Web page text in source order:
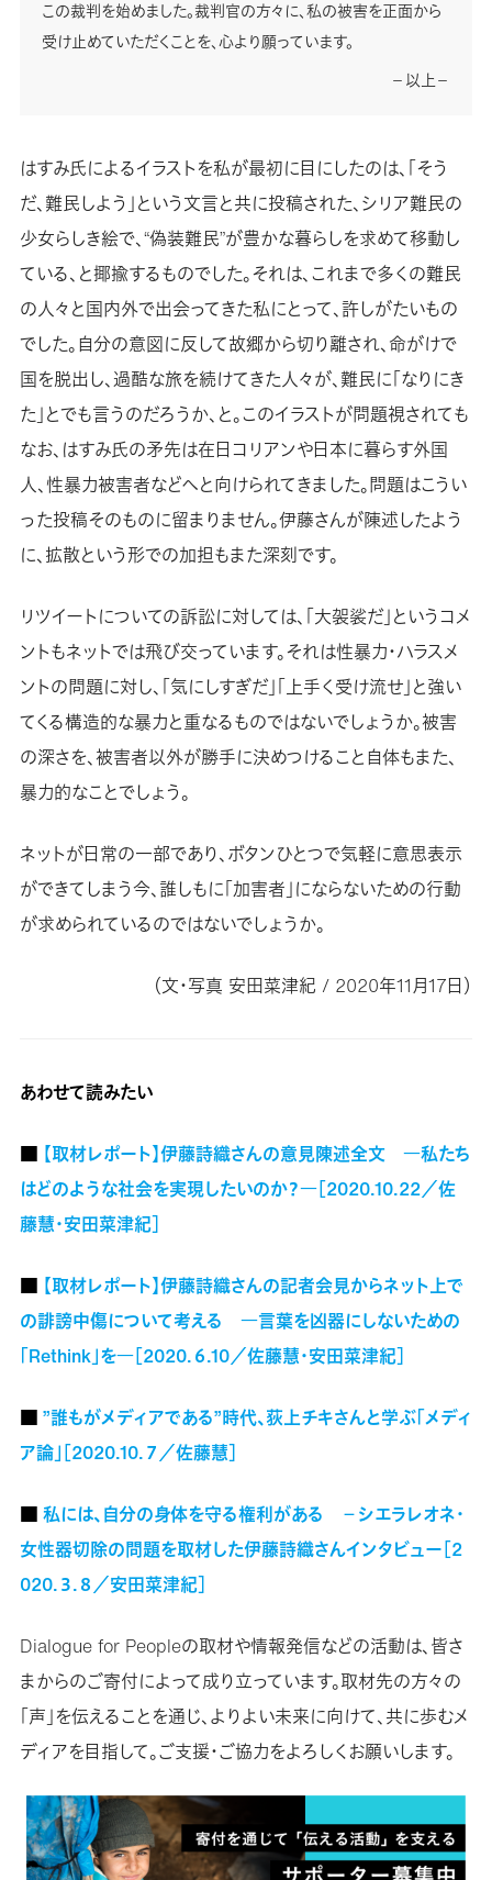
この裁判を始めました。裁判官の方々に、私の被害を正面から
受け止めていただくことを、心より願っています。
－以上－
はすみ氏によるイラストを私が最初に目にしたのは、「そう
だ、難民しよう」という文言と共に投稿された、シリア難民の
少女らしき絵で、“偽装難民”が豊かな暮らしを求めて移動し
ている、と揶揄するものでした。それは、これまで多くの難民
の人々と国内外で出会ってきた私にとって、許しがたいもの
でした。自分の意図に反して故郷から切り離され、命がけで
国を脱出し、過酷な旅を続けてきた人々が、難民に「なりにき
た」とでも言うのだろうか、と。このイラストが問題視されても
なお、はすみ氏の矛先は在日コリアンや日本に暮らす外国
人、性暴力被害者などへと向けられてきました。問題はこうい
った投稿そのものに留まりません。伊藤さんが陳述したよう
に、拡散という形での加担もまた深刻です。
リツイートについての訴訟に対しては、「大袈裟だ」というコメ
ントもネットでは飛び交っています。それは性暴力・ハラスメ
ントの問題に対し、「気にしすぎだ」「上手く受け流せ」と強い
てくる構造的な暴力と重なるものではないでしょうか。被害
の深さを、被害者以外が勝手に決めつけること自体もまた、
暴力的なことでしょう。
ネットが日常の一部であり、ボタンひとつで気軽に意思表示
ができてしまう今、誰しもに「加害者」にならないための行動
が求められているのではないでしょうか。
（文・写真 安田菜津紀 / 2020年11月17日）
あわせて読みたい
■ 【取材レポート】伊藤詩織さんの意見陳述全文 ―私たち
はどのような社会を実現したいのか？―［2020.10.22／佐
藤慧・安田菜津紀］
■ 【取材レポート】伊藤詩織さんの記者会見からネット上で
の誹謗中傷について考える ―言葉を凶器にしないための
「Rethink」を―［2020.６.10／佐藤慧・安田菜津紀］
■ ”誰もがメディアである”時代、荻上チキさんと学ぶ「メディ
ア論」［2020.10.７／佐藤慧］
■ 私には、自分の身体を守る権利がある －シエラレオネ・
女性器切除の問題を取材した伊藤詩織さんインタビュー［2
020.３.８／安田菜津紀］
Dialogue for Peopleの取材や情報発信などの活動は、皆さ
まからのご寄付によって成り立っています。取材先の方々の
「声」を伝えることを通じ、よりよい未来に向けて、共に歩むメ
ディアを目指して。ご支援・ご協力をよろしくお願いします。